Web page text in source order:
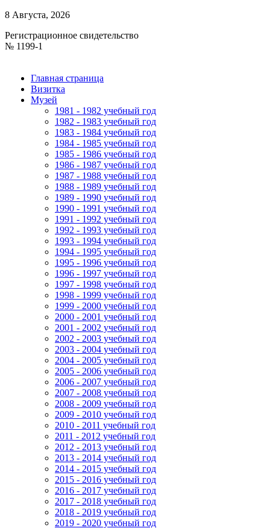
8 Августа, 2026
Регистрационное свидетельство
№ 1199-1
Главная страница
Визитка
Музей
1981 - 1982 учебный год
1982 - 1983 учебный год
1983 - 1984 учебный год
1984 - 1985 учебный год
1985 - 1986 учебный год
1986 - 1987 учебный год
1987 - 1988 учебный год
1988 - 1989 учебный год
1989 - 1990 учебный год
1990 - 1991 учебный год
1991 - 1992 учебный год
1992 - 1993 учебный год
1993 - 1994 учебный год
1994 - 1995 учебный год
1995 - 1996 учебный год
1996 - 1997 учебный год
1997 - 1998 учебный год
1998 - 1999 учебный год
1999 - 2000 учебный год
2000 - 2001 учебный год
2001 - 2002 учебный год
2002 - 2003 учебный год
2003 - 2004 учебный год
2004 - 2005 учебный год
2005 - 2006 учебный год
2006 - 2007 учебный год
2007 - 2008 учебный год
2008 - 2009 учебный год
2009 - 2010 учебный год
2010 - 2011 учебный год
2011 - 2012 учебный год
2012 - 2013 учебный год
2013 - 2014 учебный год
2014 - 2015 учебный год
2015 - 2016 учебный год
2016 - 2017 учебный год
2017 - 2018 учебный год
2018 - 2019 учебный год
2019 - 2020 учебный год